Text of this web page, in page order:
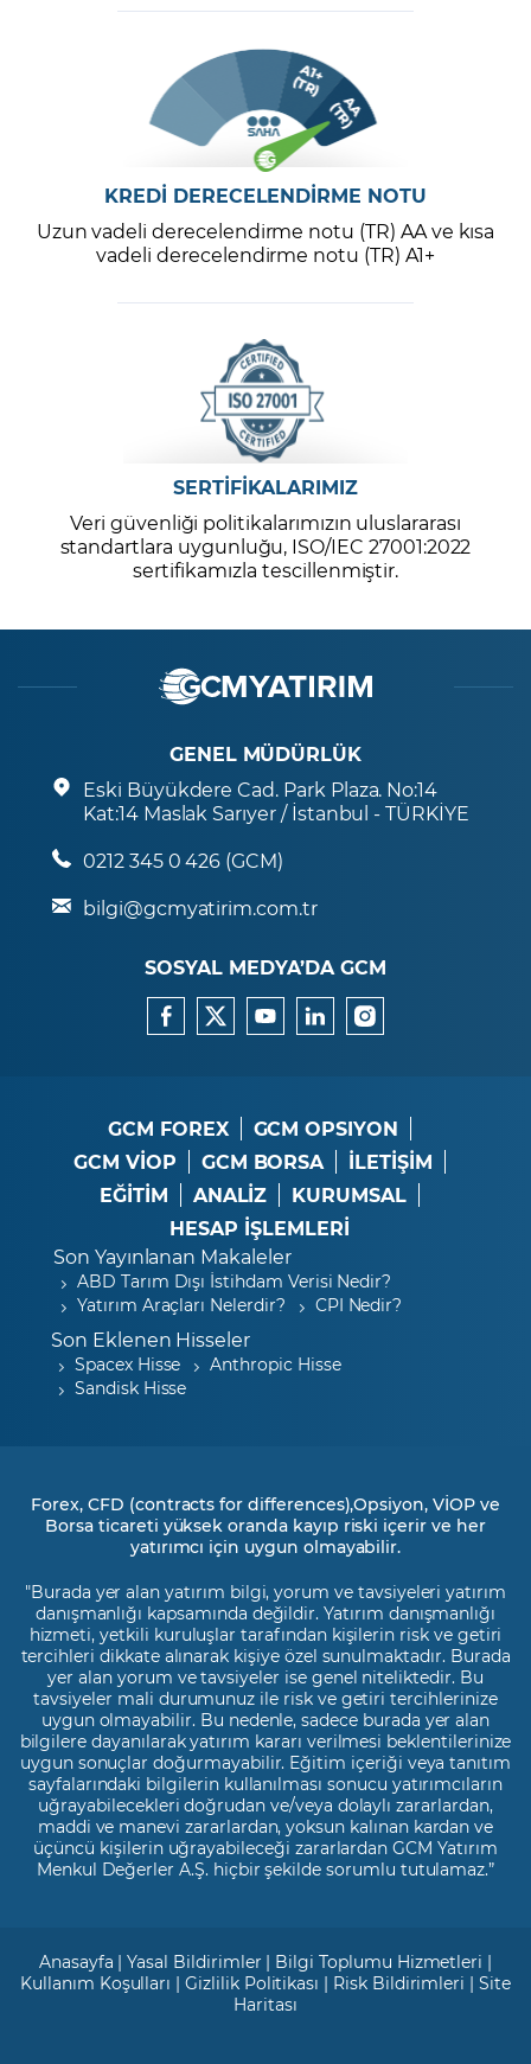
KREDİ DERECELENDİRME NOTU
Uzun vadeli derecelendirme notu (TR) AA ve kısa
vadeli derecelendirme notu (TR) A1+
SERTİFİKALARIMIZ
Veri güvenliği politikalarımızın uluslararası
standartlara uygunluğu, ISO/IEC 27001:2022
sertifikamızla tescillenmiştir.
GENEL MÜDÜRLÜK
Eski Büyükdere Cad. Park Plaza. No:14
Kat:14 Maslak Sarıyer / İstanbul - TÜRKİYE
0212 345 0 426 (GCM)
bilgi@gcmyatirim.com.tr
SOSYAL MEDYA’DA GCM
GCM FOREX
GCM OPSIYON
GCM VİOP
GCM BORSA
İLETİŞİM
EĞİTİM
ANALİZ
KURUMSAL
HESAP İŞLEMLERİ
Son Yayınlanan Makaleler
ABD Tarım Dışı İstihdam Verisi Nedir?
Yatırım Araçları Nelerdir?
CPI Nedir?
Son Eklenen Hisseler
Spacex Hisse
Anthropic Hisse
Sandisk Hisse
Forex, CFD (contracts for differences),Opsiyon, VİOP ve
Borsa ticareti yüksek oranda kayıp riski içerir ve her
yatırımcı için uygun olmayabilir.
"Burada yer alan yatırım bilgi, yorum ve tavsiyeleri yatırım
danışmanlığı kapsamında değildir. Yatırım danışmanlığı
hizmeti, yetkili kuruluşlar tarafından kişilerin risk ve getiri
tercihleri dikkate alınarak kişiye özel sunulmaktadır. Burada
yer alan yorum ve tavsiyeler ise genel niteliktedir. Bu
tavsiyeler mali durumunuz ile risk ve getiri tercihlerinize
uygun olmayabilir. Bu nedenle, sadece burada yer alan
bilgilere dayanılarak yatırım kararı verilmesi beklentilerinize
uygun sonuçlar doğurmayabilir. Eğitim içeriği veya tanıtım
sayfalarındaki bilgilerin kullanılması sonucu yatırımcıların
uğrayabilecekleri doğrudan ve/veya dolaylı zararlardan,
maddi ve manevi zararlardan, yoksun kalınan kardan ve
üçüncü kişilerin uğrayabileceği zararlardan GCM Yatırım
Menkul Değerler A.Ş. hiçbir şekilde sorumlu tutulamaz.”
Anasayfa |Yasal Bildirimler | Bilgi Toplumu Hizmetleri |
Kullanım Koşulları |Gizlilik Politikası | Risk Bildirimleri |Site
Haritası